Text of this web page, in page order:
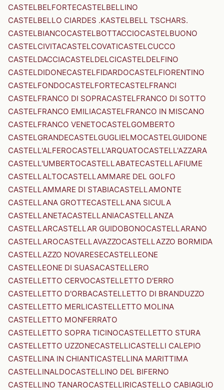
CASTELBELFORTECASTELBELLINO
CASTELBELLO CIARDES .KASTELBELL TSCHARS.
CASTELBIANCOCASTELBOTTACCIOCASTELBUONO
CASTELCIVITACASTELCOVATICASTELCUCCO
CASTELDACCIACASTELDELCICASTELDELFINO
CASTELDIDONECASTELFIDARDOCASTELFIORENTINO
CASTELFONDOCASTELFORTECASTELFRANCI
CASTELFRANCO DI SOPRACASTELFRANCO DI SOTTO
CASTELFRANCO EMILIACASTELFRANCO IN MISCANO
CASTELFRANCO VENETOCASTELGOMBERTO
CASTELGRANDECASTELGUGLIELMOCASTELGUIDONE
CASTELL'ALFEROCASTELL'ARQUATOCASTELL'AZZARA
CASTELL'UMBERTOCASTELLABATECASTELLAFIUME
CASTELLALTOCASTELLAMMARE DEL GOLFO
CASTELLAMMARE DI STABIACASTELLAMONTE
CASTELLANA GROTTECASTELLANA SICULA
CASTELLANETACASTELLANIACASTELLANZA
CASTELLARCASTELLAR GUIDOBONOCASTELLARANO
CASTELLAROCASTELLAVAZZOCASTELLAZZO BORMIDA
CASTELLAZZO NOVARESECASTELLEONE
CASTELLEONE DI SUASACASTELLERO
CASTELLETTO CERVOCASTELLETTO D'ERRO
CASTELLETTO D'ORBACASTELLETTO DI BRANDUZZO
CASTELLETTO MERLICASTELLETTO MOLINA
CASTELLETTO MONFERRATO
CASTELLETTO SOPRA TICINOCASTELLETTO STURA
CASTELLETTO UZZONECASTELLICASTELLI CALEPIO
CASTELLINA IN CHIANTICASTELLINA MARITTIMA
CASTELLINALDOCASTELLINO DEL BIFERNO
CASTELLINO TANAROCASTELLIRICASTELLO CABIAGLIO